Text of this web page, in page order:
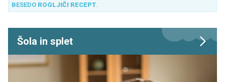
BESEDO ROGLJIČI RECEPT.
Šola in splet